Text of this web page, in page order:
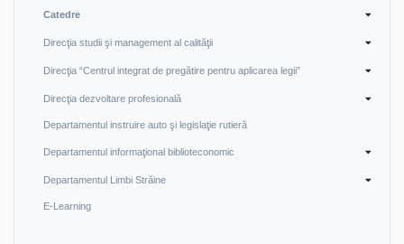
Catedre
Direcţia studii şi management al calităţii
Direcţia “Centrul integrat de pregătire pentru aplicarea legii”
Direcţia dezvoltare profesională
Departamentul instruire auto şi legislaţie rutieră
Departamentul informaţional biblioteconomic
Departamentul Limbi Străine
E-Learning